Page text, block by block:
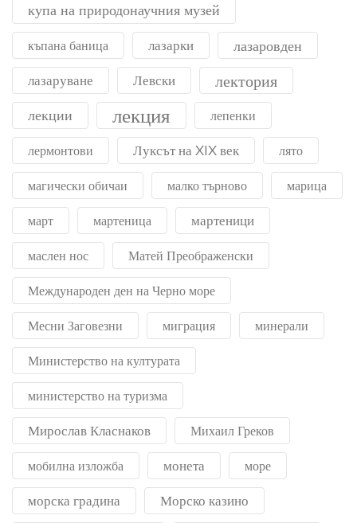
купа на природонаучния музей
къпана баница лазарки лазаровден
лазаруване Левски лектория
лекции лекция лепенки
лермонтови Луксът на XIX век лято
магически обичаи малко търново марица
март мартеница мартеници
маслен нос Матей Преображенски
Международен ден на Черно море
Месни Заговезни миграция минерали
Министерство на културата
министерство на туризма
Мирослав Класнаков Михаил Греков
мобилна изложба монета море
морска градина Морско казино